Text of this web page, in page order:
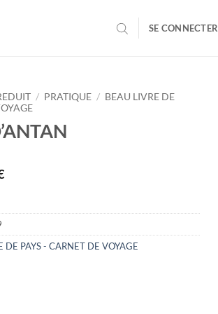
SE CONNECTER
/ PRATIQUE / BEAU LIVRE DE
Le
actuel
6,00€.
DE PAYS - CARNET DE VOYAGE